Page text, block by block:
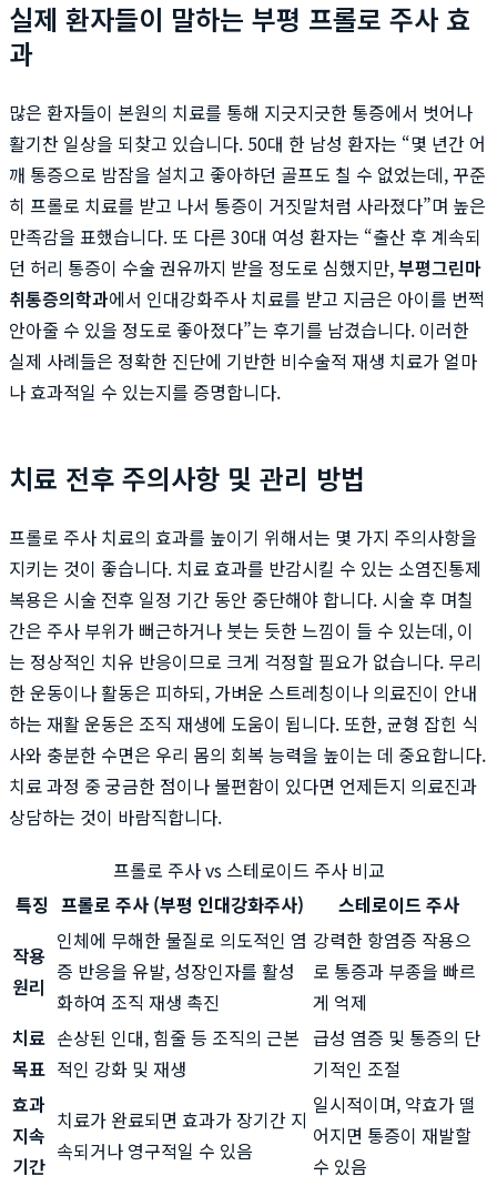
실제 환자들이 말하는 부평 프롤로 주사 효
과
많은 환자들이 본원의 치료를 통해 지긋지긋한 통증에서 벗어나
활기찬 일상을 되찾고 있습니다. 50대 한 남성 환자는 “몇 년간 어
깨 통증으로 밤잠을 설치고 좋아하던 골프도 칠 수 없었는데, 꾸준
히 프롤로 치료를 받고 나서 통증이 거짓말처럼 사라졌다”며 높은
만족감을 표했습니다. 또 다른 30대 여성 환자는 “출산 후 계속되
던 허리 통증이 수술 권유까지 받을 정도로 심했지만,부평그린마
취통증의학과에서 인대강화주사 치료를 받고 지금은 아이를 번쩍
안아줄 수 있을 정도로 좋아졌다”는 후기를 남겼습니다. 이러한
실제 사례들은 정확한 진단에 기반한 비수술적 재생 치료가 얼마
나 효과적일 수 있는지를 증명합니다.
치료 전후 주의사항 및 관리 방법
프롤로 주사 치료의 효과를 높이기 위해서는 몇 가지 주의사항을
지키는 것이 좋습니다. 치료 효과를 반감시킬 수 있는 소염진통제
복용은 시술 전후 일정 기간 동안 중단해야 합니다. 시술 후 며칠
간은 주사 부위가 뻐근하거나 붓는 듯한 느낌이 들 수 있는데, 이
는 정상적인 치유 반응이므로 크게 걱정할 필요가 없습니다. 무리
한 운동이나 활동은 피하되, 가벼운 스트레칭이나 의료진이 안내
하는 재활 운동은 조직 재생에 도움이 됩니다. 또한, 균형 잡힌 식
사와 충분한 수면은 우리 몸의 회복 능력을 높이는 데 중요합니다.
치료 과정 중 궁금한 점이나 불편함이 있다면 언제든지 의료진과
상담하는 것이 바람직합니다.
프롤로 주사 vs 스테로이드 주사 비교
특징 프롤로 주사 (부평 인대강화주사)
스테로이드 주사
작용
원리
인체에 무해한 물질로 의도적인 염
증 반응을 유발, 성장인자를 활성
화하여 조직 재생 촉진
강력한 항염증 작용으
로 통증과 부종을 빠르
게 억제
치료
목표
손상된 인대, 힘줄 등 조직의 근본
적인 강화 및 재생
급성 염증 및 통증의 단
기적인 조절
효과
지속
기간
치료가 완료되면 효과가 장기간 지
속되거나 영구적일 수 있음
일시적이며, 약효가 떨
어지면 통증이 재발할
수 있음